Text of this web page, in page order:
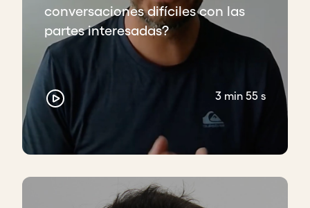
conversaciones difíciles con las
partes interesadas?
3 min 55 s